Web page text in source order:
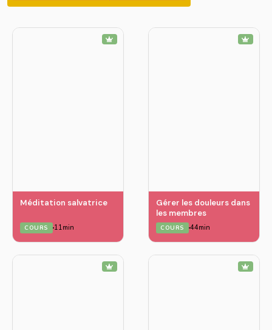
Méditation salvatrice
COURS 11min
Gérer les douleurs dans
les membres
COURS 44min